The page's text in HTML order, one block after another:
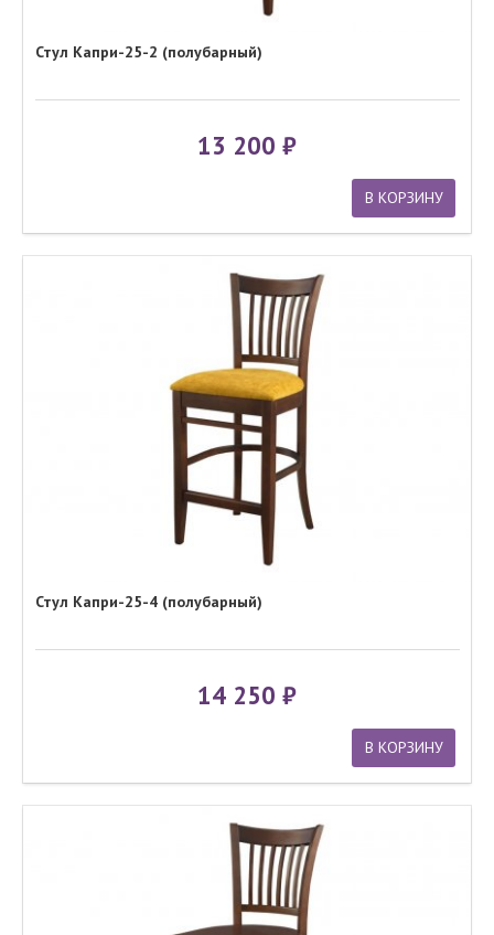
Стул Капри-25-2 (полубарный)
13 200
В КОРЗИНУ
Стул Капри-25-4 (полубарный)
14 250
В КОРЗИНУ